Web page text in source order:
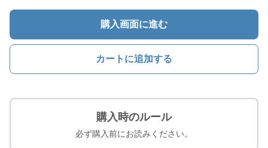
購入画面に進む
カートに追加する
購入時のルール
必ず購入前にお読みください。